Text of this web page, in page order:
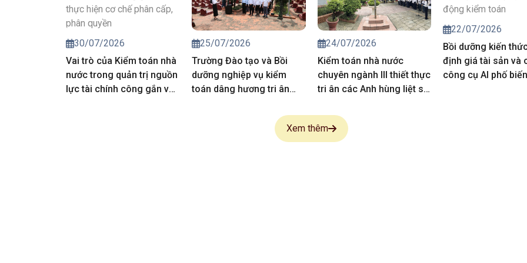
30/07/2026
Vai trò của Kiểm toán nhà
nước trong quản trị nguồn
lực tài chính công gắn với
25/07/2026
Trường Đào tạo và Bồi
dưỡng nghiệp vụ kiểm
toán dâng hương tri ân
24/07/2026
Kiểm toán nhà nước
chuyên ngành III thiết thực
tri ân các Anh hùng liệt sĩ,
22/07/2026
Bồi dưỡng kiến
định giá tài sản và
công cụ AI phố
Xem thêm